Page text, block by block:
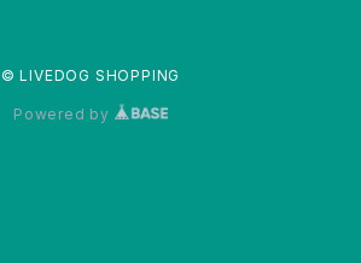
© LIVEDOG SHOPPING
Powered by